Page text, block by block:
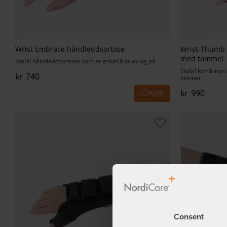
Consent
Wrist Embrace håndleddsortose
Stabil håndleddsortose som er enkel å ta av og på.
kr 740
Wrist-Thumb
med tommel
Stabil
skinner.
kr 990
Lagre som favoritt